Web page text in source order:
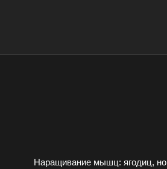
Наращивание мышц: ягодиц,